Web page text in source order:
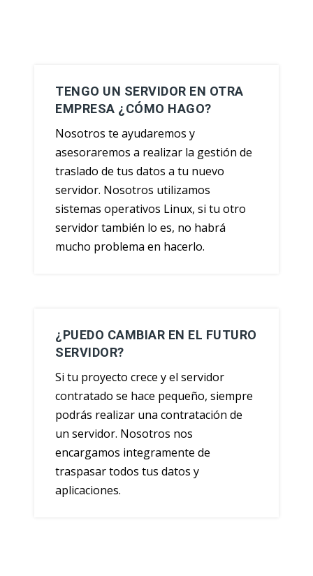
TENGO UN SERVIDOR EN OTRA
EMPRESA ¿CÓMO HAGO?
Nosotros te ayudaremos y
asesoraremos a realizar la gestión de
traslado de tus datos a tu nuevo
servidor. Nosotros utilizamos
sistemas operativos Linux, si tu otro
servidor también lo es, no habrá
mucho problema en hacerlo.
¿PUEDO CAMBIAR EN EL FUTURO
SERVIDOR?
Si tu proyecto crece y el servidor
contratado se hace pequeño, siempre
podrás realizar una contratación de
un servidor. Nosotros nos
encargamos integramente de
traspasar todos tus datos y
aplicaciones.